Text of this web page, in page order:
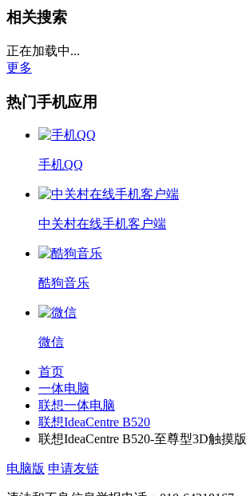
相关搜索
正在加载中...
更多
热门手机应用
手机QQ
中关村在线手机客户端
酷狗音乐
微信
首页
一体电脑
联想一体电脑
联想IdeaCentre B520
联想IdeaCentre B520-至尊型3D触摸版
电脑版 申请友链